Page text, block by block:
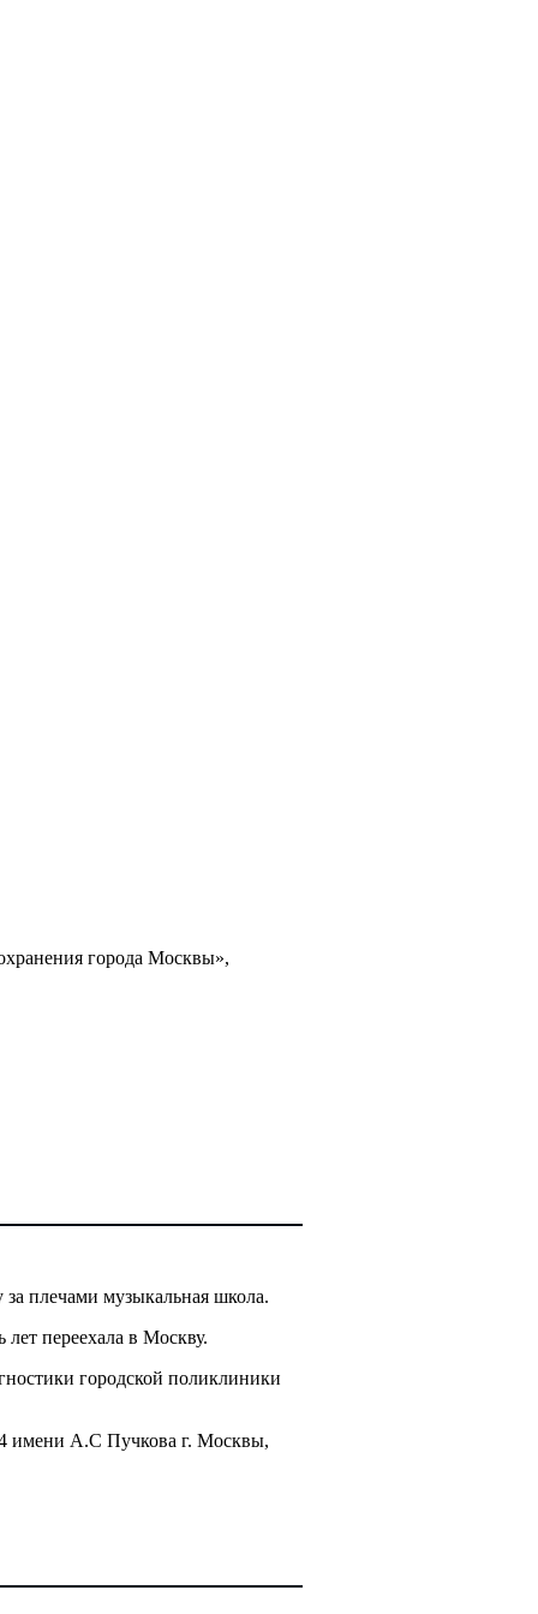
города Москвы»,
плечами музыкальная школа.
переехала в Москву.
городской поликлиники
имени А.С Пучкова г. Москвы,